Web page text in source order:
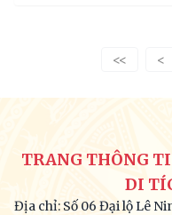
<< <
TRANG THÔNG
DI
Địa chỉ: Số 06 Đại lộ Lê